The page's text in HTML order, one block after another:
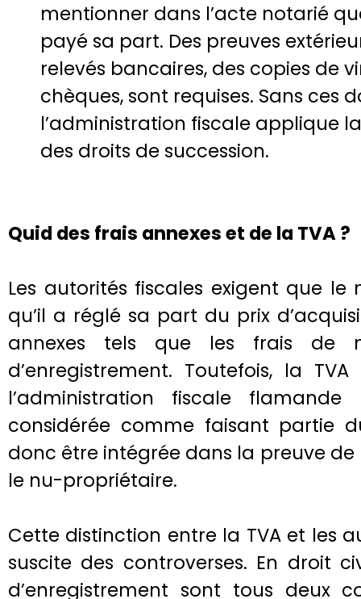
mentionner dans l’acte notarié
payé sa part. Des preuves
relevés bancaires, des copies de
chèques, sont requises. Sans ces
l’administration fiscale applique
des droits de succession.
Quid des frais annexes et de la TVA ?
Les autorités fiscales exigent que
qu’il a réglé sa part du prix
annexes tels que les frais de
d’enregistrement. Toutefois, la
l’administration fiscale
considérée comme faisant partie
donc être intégrée dans la preuve
le nu-propriétaire.
Cette distinction entre la TVA et les
suscite des controverses. En droit
d’enregistrement sont tous deux